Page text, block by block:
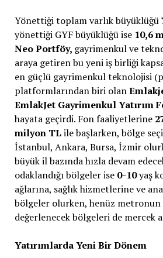
Yönettiği toplam varlık büyüklüğü
yönettiği GYF büyüklüğü ise 10,6
Neo Portföy, gayrimenkul ve
araya getiren bu yeni iş birliği
en güçlü gayrimenkul teknolojisi
platformlarından biri olan
EmlakJet Gayrimenkul Yatırım
hayata geçirdi. Fon faaliyetlerine
milyon TLile başlarken, bölge
İstanbul, Ankara, Bursa, İzmir
büyük il bazında hızla devam
odaklandığı bölgeler ise 0-10yaş
ağlarına, sağlık hizmetlerine ve
bölgeler olurken, henüz metronun
değerlenecek bölgeleri de mercek
Yatırımlarda Yeni Bir Dönem